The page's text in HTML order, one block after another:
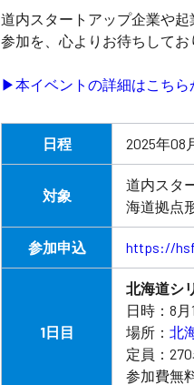
道内スタートアップ企業や
参加を、心よりお待ちしてお
▶本イベントの詳細はこちら
日程 2025年08
対象
道内スタ
海道拠点
参加申込 https://
1日目
北海道シ
日時：8月
場所： 北
定員：
参加費無